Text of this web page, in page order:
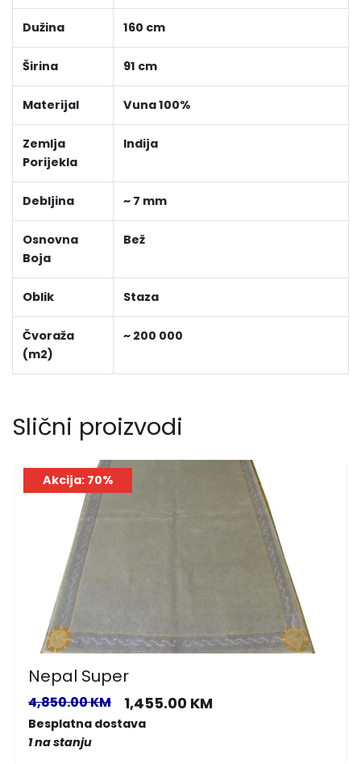
Dužina 160 cm
Širina 91 cm
Materijal Vuna 100%
Zemlja
Porijekla
Indija
Debljina ~ 7 mm
Osnovna
Boja
Bež
Oblik Staza
Čvoraža
(m2)
~ 200 000
Slični proizvodi
Akcija: 70%
Nepal Super
4,850.00 KM 1,455.00 KM
Besplatna dostava
1 na stanju